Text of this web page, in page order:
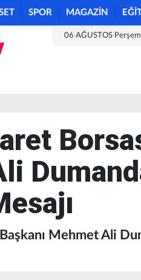
SPOR MAGAZİN
06 AĞUSTOS
Mehmet Ali